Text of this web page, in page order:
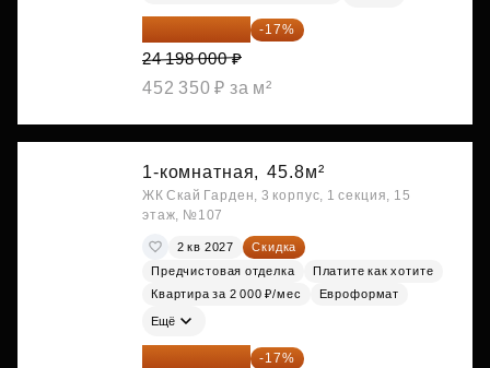
20 084 340 ₽ -17%
24 198 000 ₽
452 350 ₽ за м²
1-комнатная, 45.8м²
ЖК Скай Гарден, 3 корпус, 1 секция, 15
этаж, №107
2 кв 2027
Скидка
Предчистовая отделка
Платите как хотите
Квартира за 2 000 ₽/мес
Евроформат
Ещё
20 090 399 ₽ -17%